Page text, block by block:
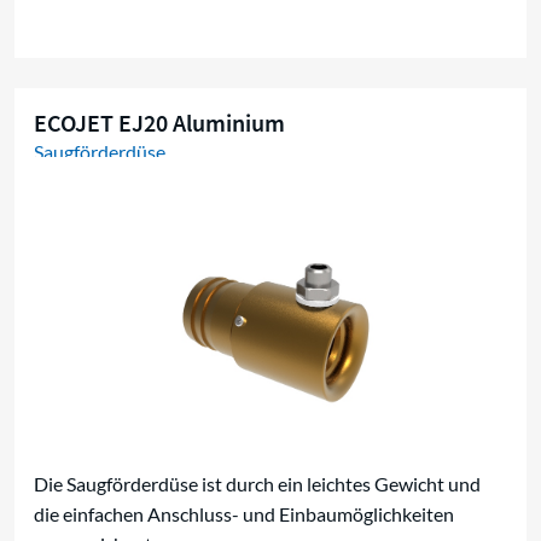
ECOJET EJ20 Aluminium
Saugförderdüse
Die Saugförderdüse ist durch ein leichtes Gewicht und
die einfachen Anschluss- und Einbaumöglichkeiten